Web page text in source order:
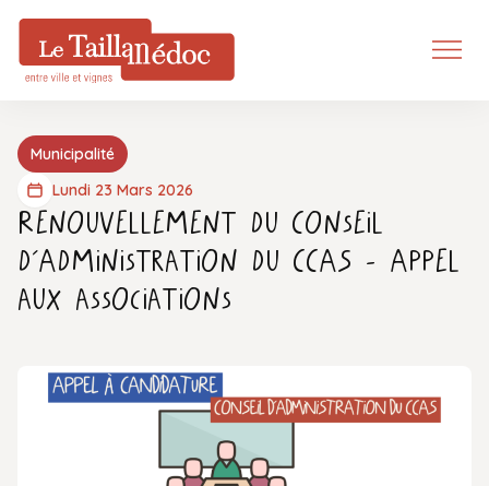
Municipalité
Lundi 23 Mars 2026
Renouvellement du Conseil
d’Administration du CCAS – Appel
aux associations